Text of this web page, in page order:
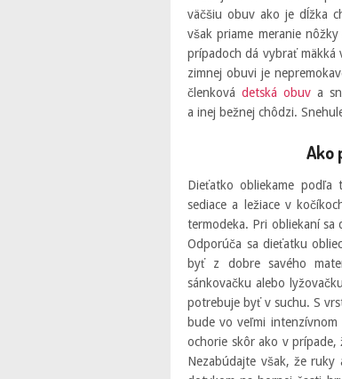
väčšiu obuv ako je dĺžka
však priame meranie
prípadoch dá vybrať mäkká
zimnej obuvi je
členkovádetská obuv a
a inej bežnej chôdzi.
Ako
Dieťatko obliekame
sediace a ležiace v
termodeka. Pri obliekaní sa
Odporúča sa dieťatku
byť z dobre savého
sánkovačku alebo
potrebuje byť v suchu. S
bude vo veľmi
ochorie skôr ako v
Nezabúdajte však, že